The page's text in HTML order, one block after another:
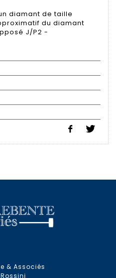
diamant de taille
du diamant
J/P2 -
& Associés